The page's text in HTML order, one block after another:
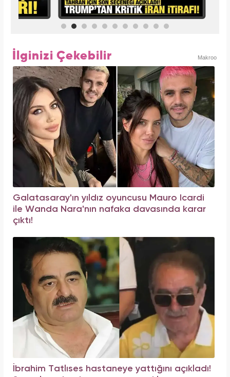
İlginizi Çekebilir Makroo
Galatasaray'ın yıldız oyuncusu Mauro Icardi
ile Wanda Nara'nın nafaka davasında karar
çıktı!
İbrahim Tatlıses hastaneye yattığını açıkladı!